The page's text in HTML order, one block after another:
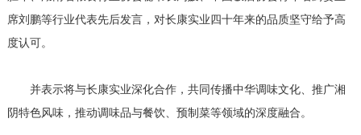
席刘鹏等行业代表先后发言，对长康实业四十年来的品质坚守给予高
度认可。
并表示将与长康实业深化合作，共同传播中华调味文化、推广湘
阴特色风味，推动调味品与餐饮、预制菜等领域的深度融合。